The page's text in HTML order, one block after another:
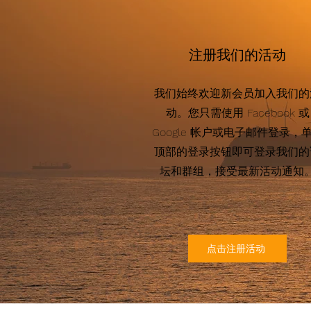
注册我们的活动
我们始终欢迎新会员加入我们
动。您只需使用 Facebook 或
Google 帐户或电子邮件登录，
顶部的登录按钮即可登录我们
坛和群组，接受最新活动通知
点击注册活动